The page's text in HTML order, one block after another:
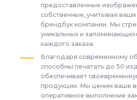
предоставленные
собственные, учитывая
брендбук компании. Мы
уникальных и
каждого заказа.
Благодаря современному
способны печатать до 50
обеспечивает
продукции. Мы ценим ваше
оперативное выполнение